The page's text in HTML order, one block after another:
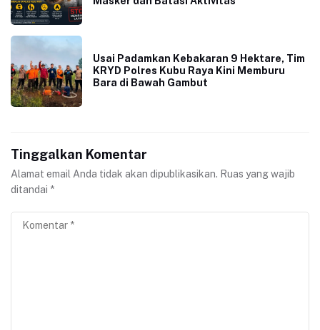
Usai Padamkan Kebakaran 9 Hektare, Tim
KRYD Polres Kubu Raya Kini Memburu
Bara di Bawah Gambut
Tinggalkan Komentar
Alamat email Anda tidak akan dipublikasikan. Ruas yang wajib
ditandai *